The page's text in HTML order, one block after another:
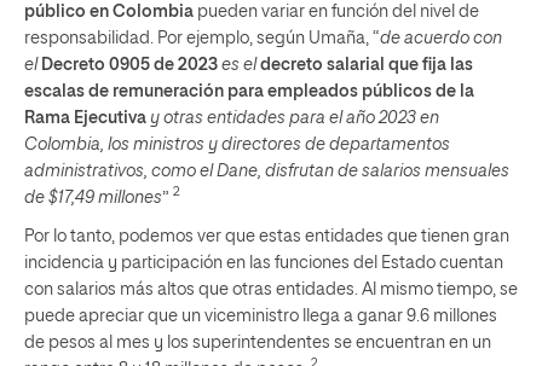
público en Colombia pueden variar en función del nivel de
responsabilidad. Por ejemplo, según Umaña, “de acuerdo con
el Decreto 0905 de 2023 es eldecreto salarial que fija las
escalas de remuneración para empleados públicos de la
Rama Ejecutiva y otras entidades para el año 2023 en
Colombia, los ministros y directores de departamentos
administrativos, como el Dane, disfrutan de salarios mensuales
de $17,49 millones” 2
Por lo tanto, podemos ver que estas entidades que tienen gran
incidencia y participación en las funciones del Estado cuentan
con salarios más altos que otras entidades. Al mismo tiempo, se
puede apreciar que un viceministro llega a ganar 9.6 millones
de pesos al mes y los superintendentes se encuentran en un